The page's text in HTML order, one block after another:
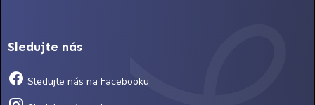
Sledujte nás
Sledujte nás na Facebooku